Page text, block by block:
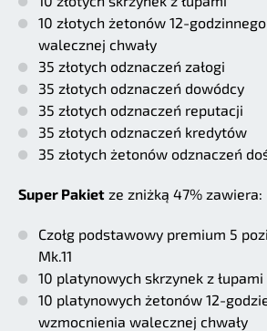
10 złotych żetonów 12-
walecznej chwały
35 złotych odznaczeń załogi
35 złotych odznaczeń dowódcy
35 złotych odznaczeń reputacji
35 złotych odznaczeń kredytów
35 złotych żetonów odznaczeń
Super Pakiet ze zniżką 47% zawiera:
Czołg podstawowy premium 5
Mk.11
10 platynowych skrzynek z łupami
10 platynowych żetonów 12-
wzmocnienia walecznej chwały